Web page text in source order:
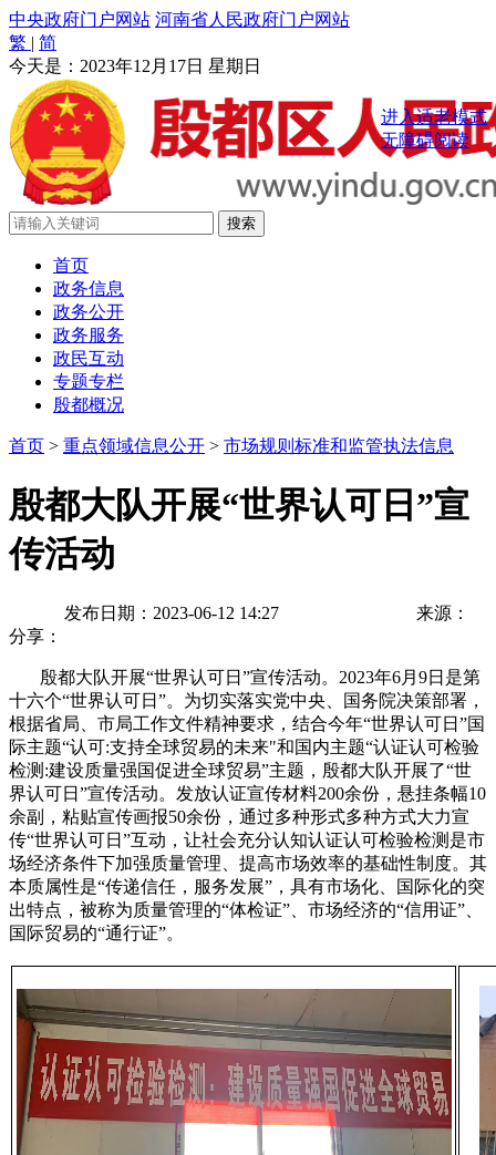
中央政府门户网站 河南省人民政府门户网站
繁 | 简
今天是： 2023年12月17日 星期日
进入适老模式
无障碍阅读
首页
政务信息
政务公开
政务服务
政民互动
专题专栏
殷都概况
首页 > 重点领域信息公开 > 市场规则标准和监管执法信息
殷都大队开展“世界认可日”宣
传活动
发布日期：2023-06-12 14:27
来源：
分享：
殷都大队开展“世界认可日”宣传活动。2023年6月9日是第
十六个“世界认可日”。为切实落实党中央、国务院决策部署，
根据省局、市局工作文件精神要求，结合今年“世界认可日”国
际主题“认可:支持全球贸易的未来"和国内主题“认证认可检验
检测:建设质量强国促进全球贸易”主题，殷都大队开展了“世
界认可日”宣传活动。发放认证宣传材料200余份，悬挂条幅10
余副，粘贴宣传画报50余份，通过多种形式多种方式大力宣
传“世界认可日”互动，让社会充分认知认证认可检验检测是市
场经济条件下加强质量管理、提高市场效率的基础性制度。其
本质属性是“传递信任，服务发展”，具有市场化、国际化的突
出特点，被称为质量管理的“体检证”、市场经济的“信用证”、
国际贸易的“通行证”。